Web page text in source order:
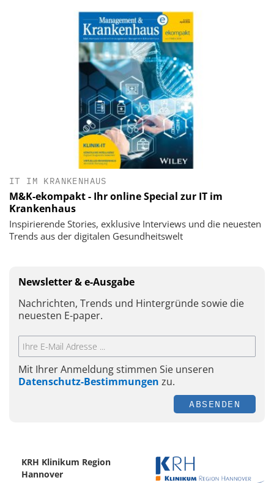
IT IM KRANKENHAUS
M&K-ekompakt - Ihr online Special zur IT im
Krankenhaus
Inspirierende Stories, exklusive Interviews und die neuesten
Trends aus der digitalen Gesundheitswelt
Newsletter & e-Ausgabe
Nachrichten, Trends und Hintergründe sowie die
neuesten E-paper.
Mit Ihrer Anmeldung stimmen Sie unseren
Datenschutz-Bestimmungen zu.
ABSENDEN
KRH Klinikum Region
Hannover